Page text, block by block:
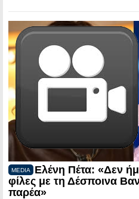
MEDIA
Ελένη Πέτα: «Δεν
φίλες με τη Δέσποινα
παρέα»